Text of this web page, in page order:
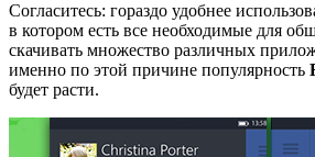
Согласитесь: гораздо удобнее
в котором есть все необходимые для
скачивать множество различных
именно по этой причине популярность
будет расти.